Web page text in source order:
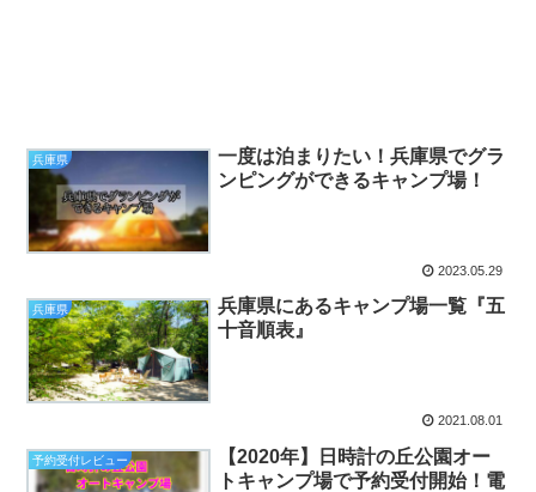
兵庫県
一度は泊まりたい！兵庫県でグラ
ンピングができるキャンプ場！
2023.05.29
兵庫県
兵庫県にあるキャンプ場一覧『五
十音順表』
2021.08.01
予約受付レビュー
【2020年】日時計の丘公園オー
トキャンプ場で予約受付開始！電